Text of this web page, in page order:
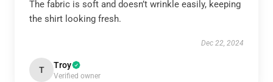
The fabric is soft and doesn’t wrinkle easily, keeping
the shirt looking fresh.
Dec 22, 2024
T Troy
Verified owner